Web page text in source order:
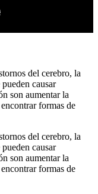
del cerebro, la
causar
son aumentar la
formas de
del cerebro, la
causar
son aumentar la
formas de